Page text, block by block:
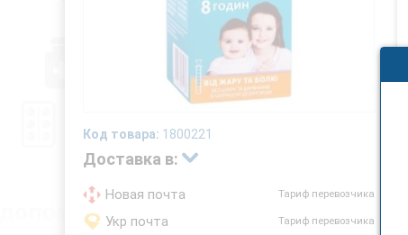
Код товара: 1800221
Доставка в:
Новая почта Тариф перевозчика
Укр почта Тариф перевозчика